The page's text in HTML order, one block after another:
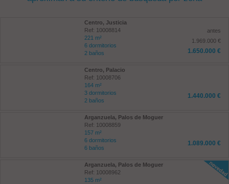
Centro, Justicia
Ref: 10008814
221 m²
6 dormitorios
2 baños
antes
1.969.000 €
1.650.000 €
Centro, Palacio
Ref: 10008706
164 m²
3 dormitorios
2 baños
1.440.000 €
Arganzuela, Palos de Moguer
Ref: 10008859
157 m²
6 dormitorios
6 baños
1.089.000 €
Arganzuela, Palos de Moguer
Ref: 10008962
135 m²